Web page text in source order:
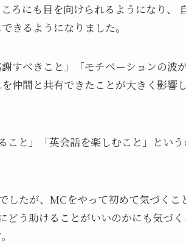
ろにも目を向けられるようになり、
きるようになりました。
すべきこと」「モチベーションの波
仲間と共有できたことが大きく影響
と」「英会話を楽しむこと」とい
したが、MCをやって初めて気づくこ
う助けることがいいのかにも気づ